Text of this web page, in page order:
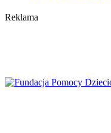
Reklama